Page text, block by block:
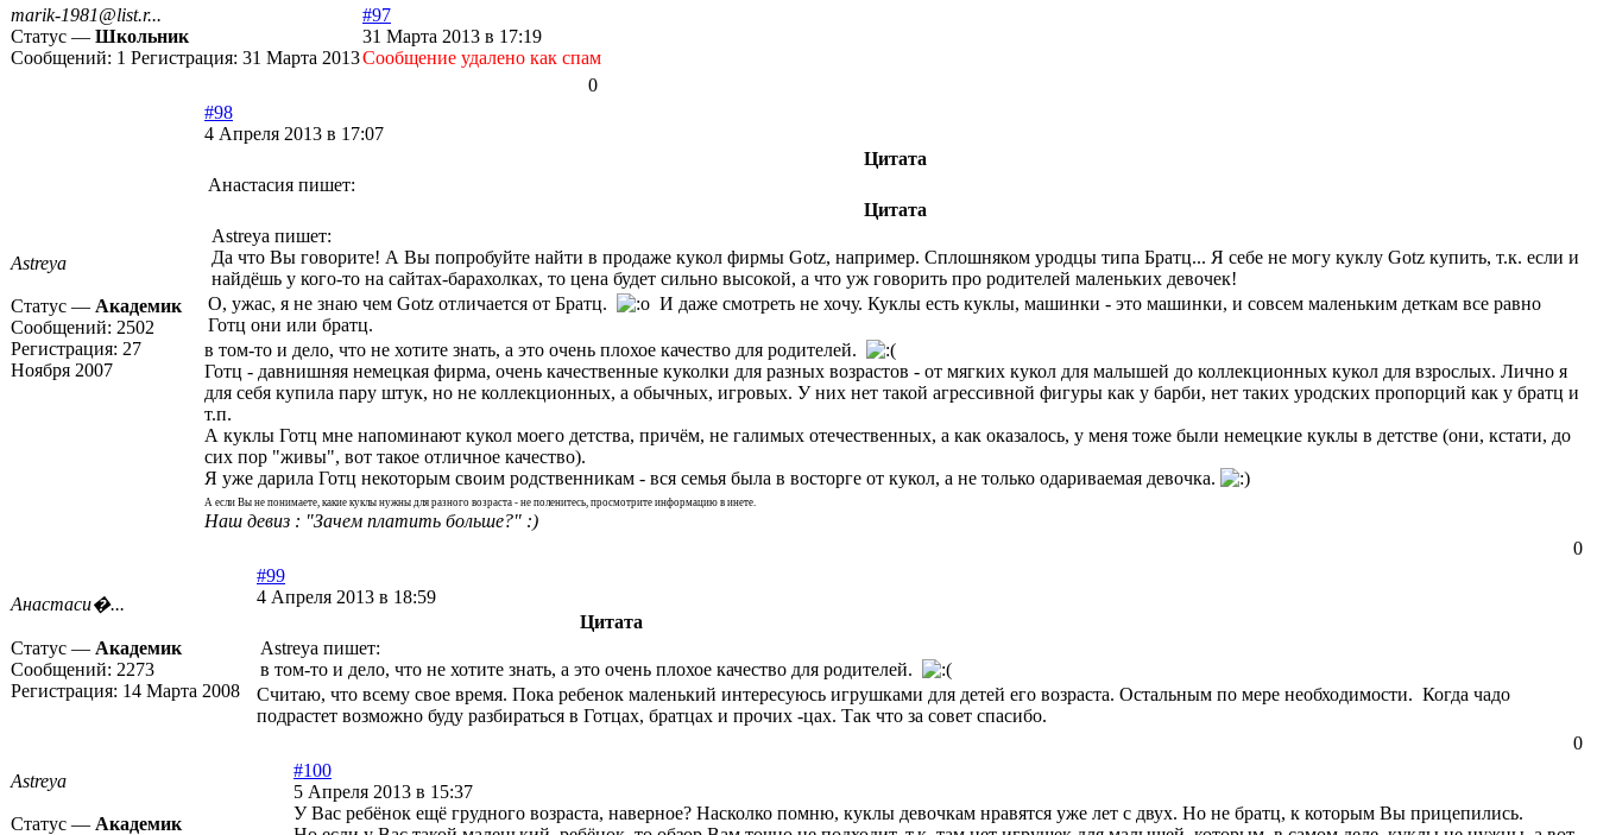
marik-1981@list.r...
Статус — Школьник
Сообщений: 1 Регистрация: 31 Марта 2013
#97
31 Марта 2013 в 17:19
Cообщение удалено как спам
0
Astreya
Статус — Академик
Сообщений: 2502
Регистрация: 27
Ноября 2007
#98
4 Апреля 2013 в 17:07
Цитата
Анастасия пишет:
Цитата
Astreya пишет:
Да что Вы говорите! А Вы попробуйте найти в продаже кукол фирмы Gotz, например. Сплошняком уродцы типа Братц... Я себе не могу куклу Gotz купить, т.к. если и
найдёшь у кого-то на сайтах-барахолках, то цена будет сильно высокой, а что уж говорить про родителей маленьких девочек!
О, ужас, я не знаю чем Gotz отличается от Братц.
И даже смотреть не хочу. Куклы есть куклы, машинки - это машинки, и совсем маленьким деткам все равно
Готц они или братц.
в том-то и дело, что не хотите знать, а это очень плохое качество для родителей.
Готц - давнишняя немецкая фирма, очень качественные куколки для разных возрастов - от мягких кукол для малышей до коллекционных кукол для взрослых. Лично я
для себя купила пару штук, но не коллекционных, а обычных, игровых. У них нет такой агрессивной фигуры как у барби, нет таких уродских пропорций как у братц и
т.п.
А куклы Готц мне напоминают кукол моего детства, причём, не галимых отечественных, а как оказалось, у меня тоже были немецкие куклы в детстве (они, кстати, до
сих пор "живы", вот такое отличное качество).
Я уже дарила Готц некоторым своим родственникам - вся семья была в восторге от кукол, а не только одариваемая девочка.
А если Вы не понимаете, какие куклы нужны для разного возраста - не поленитесь, просмотрите информацию в инете.
Наш девиз : "Зачем платить больше?" :)
0
Анастаси�...
Статус — Академик
Сообщений: 2273
Регистрация: 14 Марта 2008
#99
4 Апреля 2013 в 18:59
Цитата
Astreya пишет:
в том-то и дело, что не хотите знать, а это очень плохое качество для родителей.
Считаю, что всему свое время. Пока ребенок маленький интересуюсь игрушками для детей его возраста. Остальным по мере необходимости. Когда чадо
подрастет возможно буду разбираться в Готцах, братцах и прочих -цах. Так что за совет спасибо.
0
Astreya
Статус — Академик
#100
5 Апреля 2013 в 15:37
У Вас ребёнок ещё грудного возраста, наверное? Насколко помню, куклы девочкам нравятся уже лет с двух. Но не братц, к которым Вы прицепились.